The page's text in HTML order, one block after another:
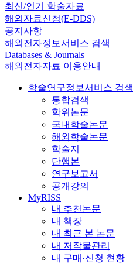
최신/인기 학술자료
해외자료신청(E-DDS)
공지사항
해외전자정보서비스 검색
Databases & Journals
해외전자자료 이용안내
학술연구정보서비스 검색
통합검색
학위논문
국내학술논문
해외학술논문
학술지
단행본
연구보고서
공개강의
MyRISS
내 추천논문
내 책장
내 최근 본 논문
내 저작물관리
내 구매·신청 현황